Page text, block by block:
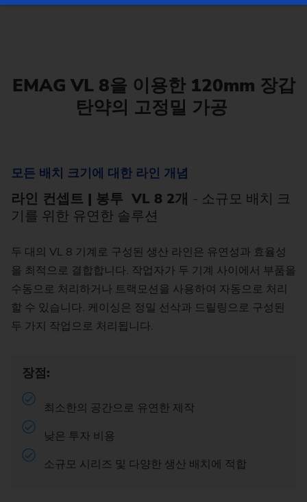
EMAG VL 8을 이용한 120mm 장갑
탄약의 고정밀 가공
모든 배치 크기에 대한 라인 개념
라인 컨셉트 | 봉투 VL 8 2개 - 소규모 배치 크
기를 위한 유연한 솔루션
두 대의 VL 8 기계로 구성된 생산 라인은 유연성과 효율성
을 최적으로 결합합니다. 작업자가 두 기계 사이에서 부품을
수동으로 처리하거나 트랙모션을 사용하여 자동으로 처리
할 수 있습니다. 케이싱은 정밀 선삭과 드릴링으로 구성된
두 가지 작업으로 처리됩니다.
장점:
최소한의 공간으로 유연한 제작
낮은 투자 비용
소규모 시리즈 및 다양한 생산 배치에 적합